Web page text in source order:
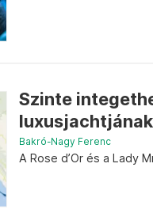
Szinte
Bakró-Nagy Ferenc
A Rose d’Or és a Lady